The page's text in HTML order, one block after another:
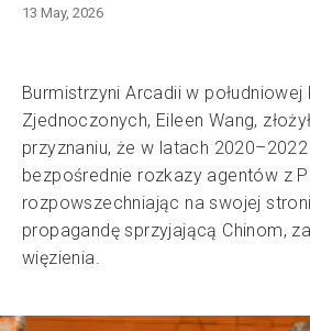
13 May, 2026
Burmistrzyni Arcadii w
Zjednoczonych, Eileen Wang,
przyznaniu, że w latach 2020–2022
bezpośrednie rozkazy agentów z
rozpowszechniając na swojej
propagandę sprzyjającą Chinom,
więzienia.